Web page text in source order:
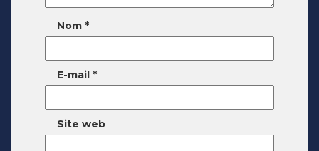
Nom *
E-mail *
Site web